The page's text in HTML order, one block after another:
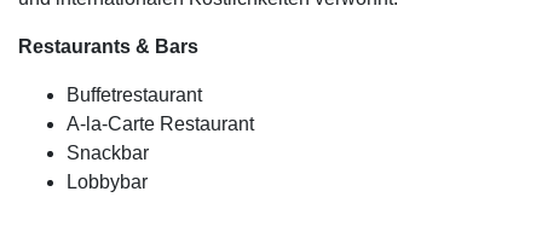
Restaurants & Bars
Buffetrestaurant
A-la-Carte Restaurant
Snackbar
Lobbybar